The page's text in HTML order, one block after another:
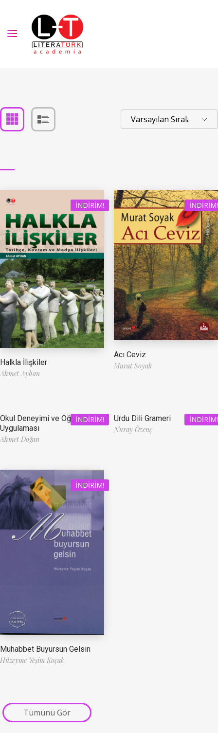
İNDIRIM!
Halkla İlişkiler
Ahmet Ayhan
İNDIRIM!
Acı Ceviz
Murat Soyak
İNDIRIM!
Okul Deneyimi ve Öğretmenlik
Uygulaması
Ahmet Doğan
İNDIRIM!
Urdu Dili Grameri
Nuray Özenç
İNDIRIM!
Muhabbet Buyursun Gelsin
Hüzeyme Yeşim Koçak
Tümünü Gör